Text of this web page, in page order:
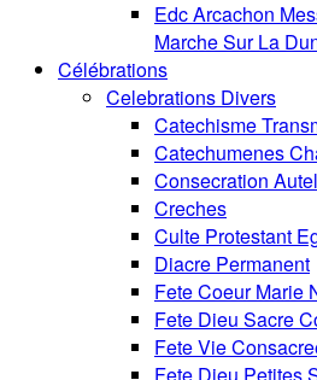
Edc Arcachon
Marche Sur La
Célébrations
Celebrations Divers
Catechisme
Catechumenes
Consecration
Creches
Culte Protestant
Diacre Permanent
Fete Coeur Marie
Fete Dieu Sacre
Fete Vie